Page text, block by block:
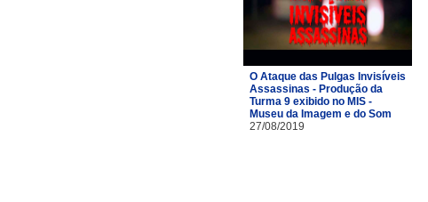
O Ataque das Pulgas Invisíveis
Assassinas - Produção da
Turma 9 exibido no MIS -
Museu da Imagem e do Som
27/08/2019